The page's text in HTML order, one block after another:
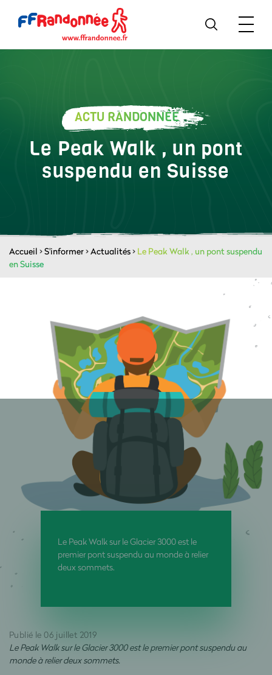
ACTU RANDONNÉE
Le Peak Walk , un pont
suspendu en Suisse
Accueil >S'informer>Actualités> Le Peak Walk , un pont suspendu
en Suisse
Le Peak Walk sur le Glacier 3000 est le
premier pont suspendu au monde à relier
deux sommets.
Publié le 06 juillet 2019
Le Peak Walk sur le Glacier 3000 est le premier pont suspendu au
monde à relier deux sommets.